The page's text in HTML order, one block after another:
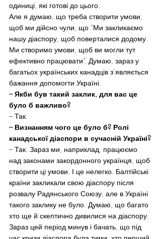
одиниці, які готові до цього.
Але я думаю, що треба створити умови,
щоб ми дійсно чули, що “Ми закликаємо
нашу діаспору, щоб поверталися додому.
Ми створимо умови, щоб ви могли тут
ефективно працювати”. Думаю, зараз у
багатьох українських канадців з’являється
бажання допомогти Україні.
– Якби був такий заклик, для вас це
було б важливо?
– Так.
– Визнанням чого це було б? Ролі
канадської діаспори в сучасній Україні?
– Так. Зараз ми, наприклад, працюємо
над законами закордонного українця, щоб
створити ці умови. І це нелегко. Балтійські
країни закликали свою діаспору після
розвалу Радянського Союзу, але в Україні
такого заклику не було. Думаю, що багато
хто ще й скептично дивилися на діаспору.
Зараз цей період минув і бачать, що під